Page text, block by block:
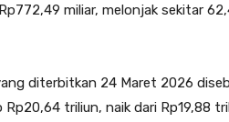
miliar, melonjak sekitar
diterbitkan 24 Maret 2026
triliun, naik dari Rp19,88